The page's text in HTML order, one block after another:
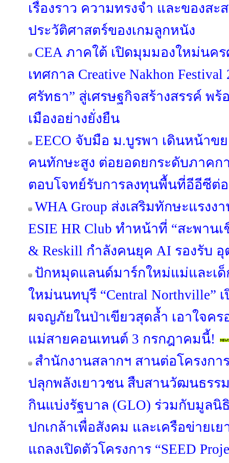
เรื่องราว ความทรงจำ และของสะ
ประวัติศาสตร์ของเกมลูกหนัง
CEA ภาคใต้ เปิดมุมมองใหม่นค
เทศกาล Creative Nakhon
ศรัทธา” สู่เศรษฐกิจสร้างสรรค์ พ
เมืองอย่างยั่งยืน
EECO จับมือ ม.บูรพา เดินหน้า
คนทักษะสูง ต่อยอดยกระดับภาคก
ตอบโจทย์รับการลงทุนพื้นที่อีอีซีต่อ
WHA Group ส่งเสริมทักษะแรง
ESIE HR Club ทำหน้าที่ “สะพาน
& Reskill กำลังคนยุค AI รองรับ
ปักหมุดแลนด์มาร์กใหม่แม่และเด็
ใหม่นนทบุรี “Central Northville”
ผจญภัยในป่าเขียวสุดล้ำ เอาใจค
แม่สายคอนเทนต์ 3 กรกฎาคมนี้!
สำนักงานสลากฯ สานต่อโครงการ
ปลุกพลังเยาวชน สืบสานวัฒนธรร
กินแบ่งรัฐบาล (GLO) ร่วมกับมูล
ปกเกล้าเพื่อสังคม และเครือข่ายเย
แถลงเปิดตัวโครงการ “SEED